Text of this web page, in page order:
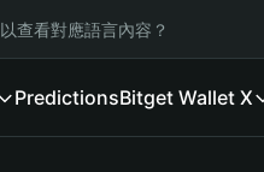
以查看對應語言內容？
PredictionsBitget Wallet X